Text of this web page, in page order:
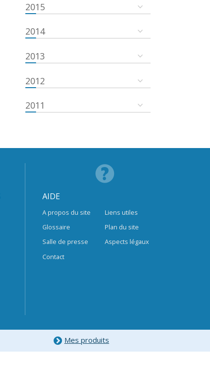
2015
2014
2013
2012
2011
AIDE
A propos du site
Glossaire
Salle de presse
Contact
Liens utiles
Plan du site
Aspects légaux
Mes produits